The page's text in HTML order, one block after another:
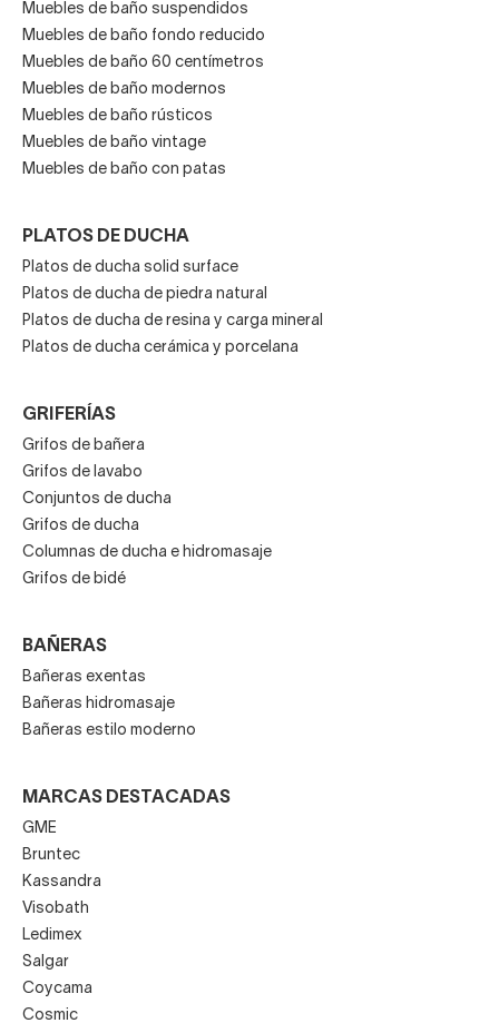
Muebles de baño suspendidos
Muebles de baño fondo reducido
Muebles de baño 60 centímetros
Muebles de baño modernos
Muebles de baño rústicos
Muebles de baño vintage
Muebles de baño con patas
PLATOS DE DUCHA
Platos de ducha solid surface
Platos de ducha de piedra natural
Platos de ducha de resina y carga mineral
Platos de ducha cerámica y porcelana
GRIFERÍAS
Grifos de bañera
Grifos de lavabo
Conjuntos de ducha
Grifos de ducha
Columnas de ducha e hidromasaje
Grifos de bidé
BAÑERAS
Bañeras exentas
Bañeras hidromasaje
Bañeras estilo moderno
MARCAS DESTACADAS
GME
Bruntec
Kassandra
Visobath
Ledimex
Salgar
Coycama
Cosmic